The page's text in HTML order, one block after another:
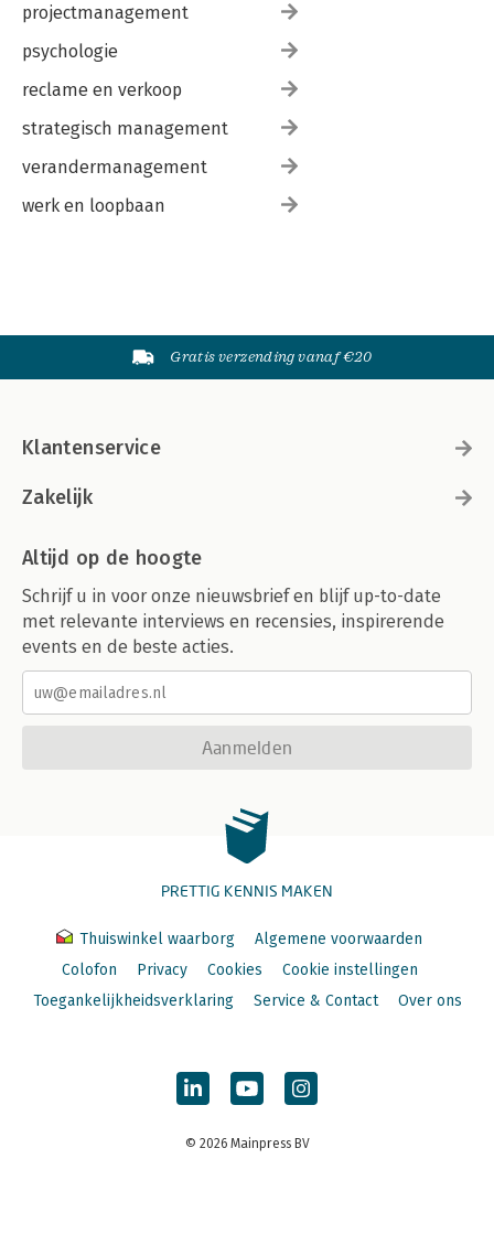
projectmanagement
psychologie
reclame en verkoop
strategisch management
verandermanagement
werk en loopbaan
Gratis verzending vanaf €20
Klantenservice
Zakelijk
Altijd op de hoogte
Schrijf u in voor onze nieuwsbrief en blijf up-to-date
met relevante interviews en recensies, inspirerende
events en de beste acties.
Aanmelden
PRETTIG KENNIS MAKEN
Thuiswinkel waarborg
Algemene voorwaarden
Colofon
Privacy Cookies
Cookie instellingen
Toegankelijkheidsverklaring
Service & Contact Over ons
© 2026 Mainpress BV